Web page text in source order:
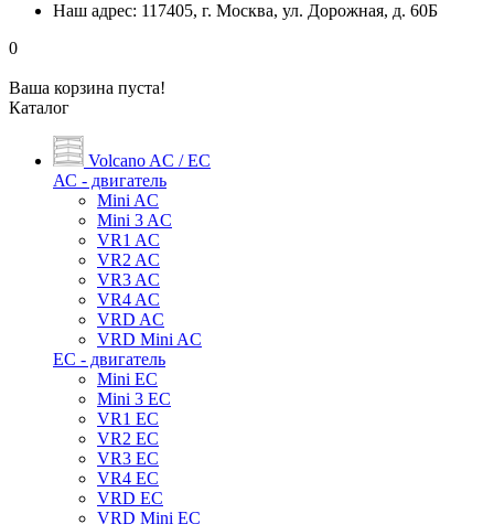
Наш адрес: 117405, г. Москва, ул. Дорожная, д. 60Б
0
Ваша корзина пуста!
Каталог
Volcano AC / EC
АС - двигатель
Mini AC
Mini 3 AC
VR1 AC
VR2 AC
VR3 AC
VR4 AC
VRD AC
VRD Mini AC
ЕС - двигатель
Mini EC
Mini 3 EC
VR1 EC
VR2 EC
VR3 EC
VR4 EC
VRD EC
VRD Mini EC